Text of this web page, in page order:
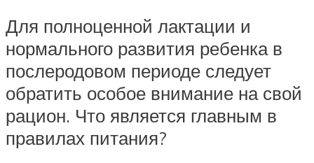
Для полноценной лактации и
нормального развития ребенка в
послеродовом периоде следует
обратить особое внимание на свой
рацион. Что является главным в
правилах питания?